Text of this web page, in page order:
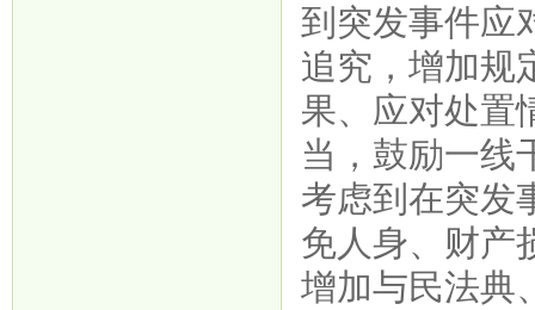
到突发事件应
追究，增加规
果、应对处置
当，鼓励一线
考虑到在突发
免人身、财产
增加与民法典